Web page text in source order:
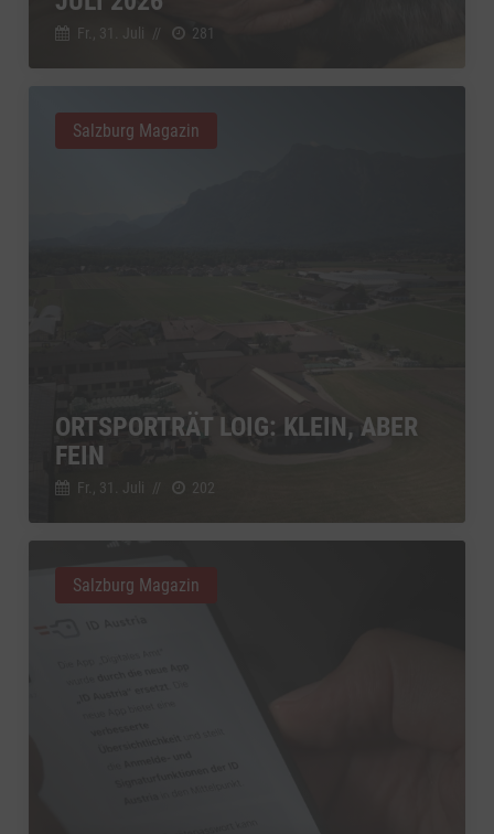
Fr., 31. Juli // 281
ORTSPORTRÄT LOIG: KLEIN, ABER
FEIN
Fr., 31. Juli // 202
Salzburg Magazin
Salzburg Magazin